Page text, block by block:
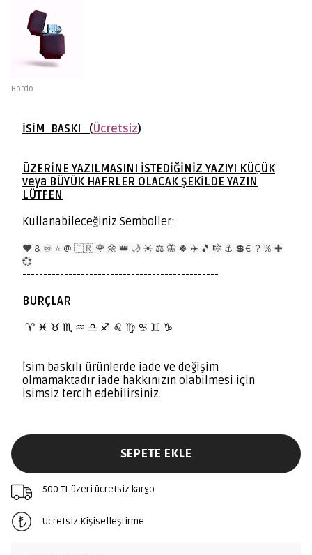
Bordo
İSİM BASKI (Ücretsiz)
ÜZERİNE YAZILMASINI İSTEDİĞİNİZ YAZIYI KÜÇÜK
veya BÜYÜK HAFRLER OLACAK ŞEKİLDE YAZIN
LÜTFEN
Kullanabileceğiniz Semboller:
❤️ & ♾️ ⭐️ @ 🇹🇷 🌹 🌼 👑 🌙 ☀️ ⚖️ 🦋 🍀 ✈️ 🎵 🎼 ⚓️ 💲€ ？％ ✚
💞
-----------------------------------------------
BURÇLAR
♈️ ♓️ ♉️ ♏️ ♒️ ♎️ ♐️ ♌️ ♍️ ♋️ ♊️ ♑️
İsim baskılı ürünlerde iade ve değişim
olmamaktadır iade hakkınızın olabilmesi için
isimsiz tercih edebilirsiniz.
SEPETE EKLE
500 TL üzeri ücretsiz kargo
Ücretsiz Kişiselleştirme